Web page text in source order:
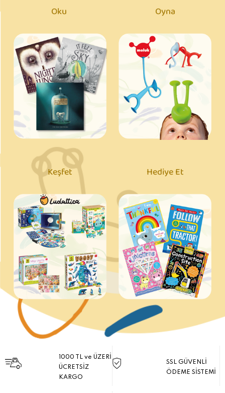
Oku Oyna
Keşfet Hediye Et
1000 TL ve ÜZERİ
ÜCRETSİZ
KARGO
SSL GÜVENLİ
ÖDEME SİSTEMİ